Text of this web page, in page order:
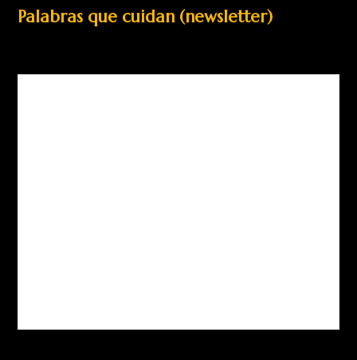
Palabras que cuidan (newsletter)